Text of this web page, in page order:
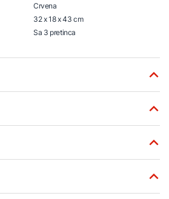
Crvena
32 x 18 x 43 cm
Sa 3 pretinca